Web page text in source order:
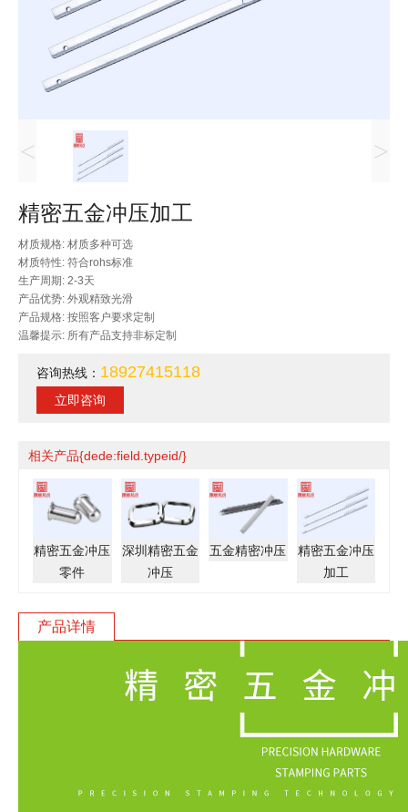
< >
精密五金冲压加工
材质规格: 材质多种可选
材质特性: 符合rohs标准
生产周期: 2-3天
产品优势: 外观精致光滑
产品规格: 按照客户要求定制
温馨提示: 所有产品支持非标定制
咨询热线： 18927415118
立即咨询
相关产品{dede:field.typeid/}
精密五金冲压
零件
深圳精密五金
冲压
五金精密冲压
精密五金冲压
加工
产品详情